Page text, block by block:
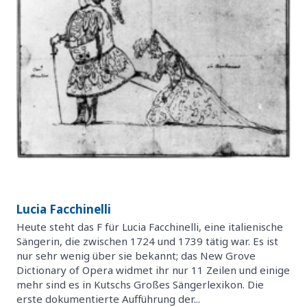
Lucia Facchinelli
Heute steht das F für Lucia Facchinelli, eine italienische
Sängerin, die zwischen 1724 und 1739 tätig war. Es ist
nur sehr wenig über sie bekannt; das New Grove
Dictionary of Opera widmet ihr nur 11 Zeilen und einige
mehr sind es in Kutschs Großes Sängerlexikon. Die
erste dokumentierte Aufführung der...